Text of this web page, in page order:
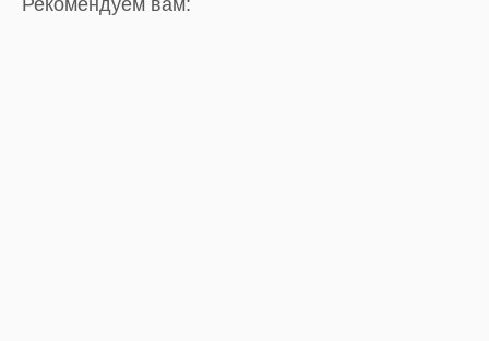
Рекомендуем вам: